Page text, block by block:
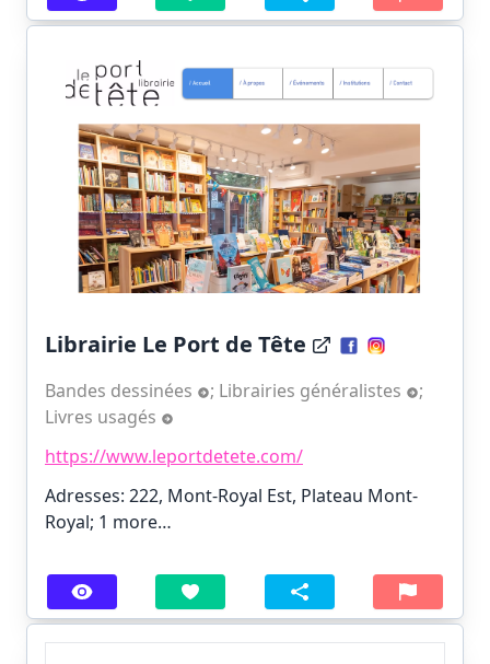
Librairie Le Port de Tête
Bandes dessinées ; Librairies généralistes
;
Livres usagés
https://www.leportdetete.com/
Adresses: 222, Mont-Royal Est, Plateau Mont-
Royal; 1 more…